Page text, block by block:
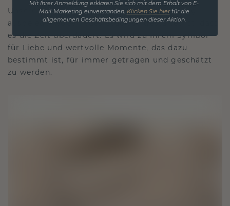
Unsere Designphilosophie ist auf Verbindung
ausgelegt, wobei jedes Stück so gestaltet ist, dass
es die Zeit überdauert. Es wird zu Ihrem Symbol
für Liebe und wertvolle Momente, das dazu
bestimmt ist, für immer getragen und geschätzt
zu werden.
Mit Ihrer Anmeldung erklären Sie sich mit dem Erhalt von E-
Mail-Marketing einverstanden. Klicken Sie hierfür die
allgemeinen Geschäftsbedingungen dieser Aktion.